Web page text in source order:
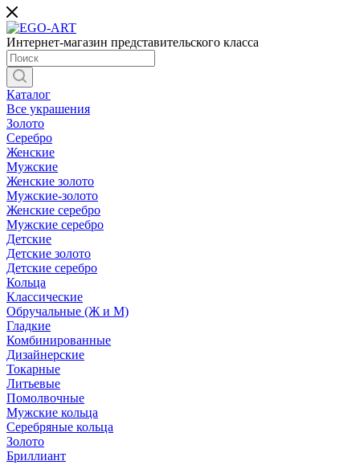
Интернет-магазин представительского класса
Каталог
Все украшения
Золото
Серебро
Женские
Мужские
Женские золото
Мужские-золото
Женские серебро
Мужские серебро
Детские
Детские золото
Детские серебро
Кольца
Классические
Обручальные (Ж и М)
Гладкие
Комбинированные
Дизайнерские
Токарные
Литьевые
Помолвочные
Мужские кольца
Серебряные кольца
Золото
Бриллиант